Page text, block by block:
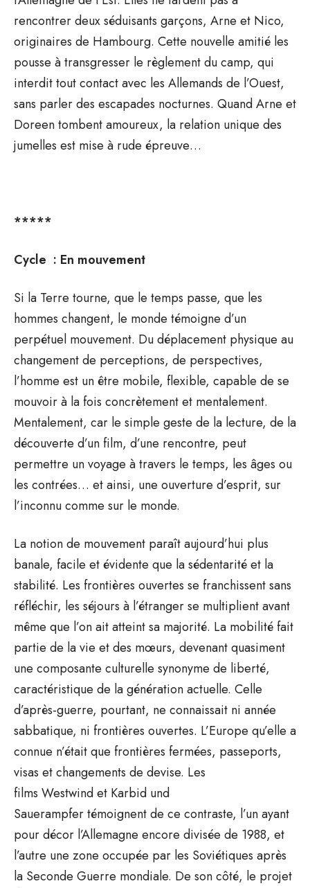
rencontrer deux séduisants garçons, Arne et Nico,
originaires de Hambourg. Cette nouvelle amitié les
pousse à transgresser le règlement du camp, qui
interdit tout contact avec les Allemands de l’Ouest,
sans parler des escapades nocturnes. Quand Arne et
Doreen tombent amoureux, la relation unique des
jumelles est mise à rude épreuve…
*****
Cycle : En mouvement
Si la Terre tourne, que le temps passe, que les
hommes changent, le monde témoigne d’un
perpétuel mouvement. Du déplacement physique au
changement de perceptions, de perspectives,
l’homme est un être mobile, flexible, capable de se
mouvoir à la fois concrètement et mentalement.
Mentalement, car le simple geste de la lecture, de la
découverte d’un film, d’une rencontre, peut
permettre un voyage à travers le temps, les âges ou
les contrées… et ainsi, une ouverture d’esprit, sur
l’inconnu comme sur le monde.
La notion de mouvement paraît aujourd’hui plus
banale, facile et évidente que la sédentarité et la
stabilité. Les frontières ouvertes se franchissent sans
réfléchir, les séjours à l’étranger se multiplient avant
même que l’on ait atteint sa majorité. La mobilité fait
partie de la vie et des mœurs, devenant quasiment
une composante culturelle synonyme de liberté,
caractéristique de la génération actuelle. Celle
d’après-guerre, pourtant, ne connaissait ni année
sabbatique, ni frontières ouvertes. L’Europe qu’elle a
connue n’était que frontières fermées, passeports,
visas et changements de devise. Les
films Westwind et Karbid und
Sauerampfer témoignent de ce contraste, l’un ayant
pour décor l’Allemagne encore divisée de 1988, et
l’autre une zone occupée par les Soviétiques après
la Seconde Guerre mondiale. De son côté, le projet